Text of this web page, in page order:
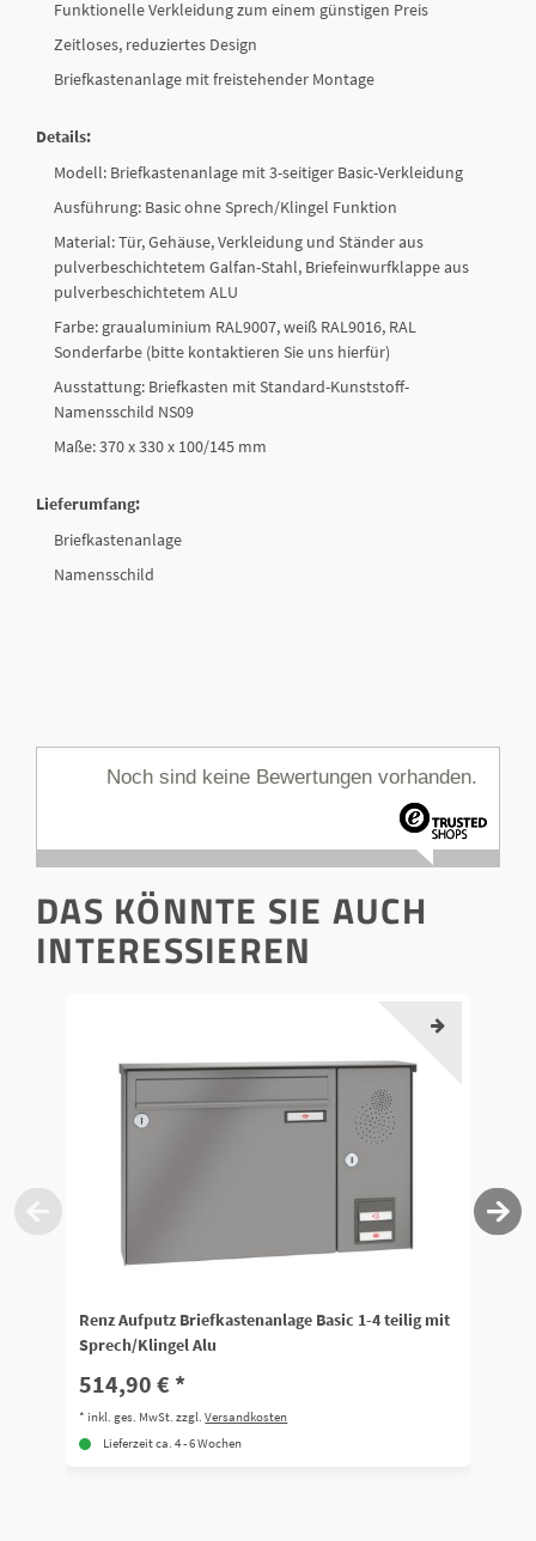
Funktionelle Verkleidung zum einem günstigen Preis
Zeitloses, reduziertes Design
Briefkastenanlage mit freistehender Montage
Details:
Modell: Briefkastenanlage mit 3-seitiger Basic-Verkleidung
Ausführung: Basic ohne Sprech/Klingel Funktion
Material: Tür, Gehäuse, Verkleidung und Ständer aus
pulverbeschichtetem Galfan-Stahl, Briefeinwurfklappe aus
pulverbeschichtetem ALU
Farbe: graualuminium RAL9007, weiß RAL9016, RAL
Sonderfarbe (bitte kontaktieren Sie uns hierfür)
Ausstattung: Briefkasten mit Standard-Kunststoff-
Namensschild NS09
Maße: 370 x 330 x 100/145 mm
Lieferumfang:
Briefkastenanlage
Namensschild
Noch sind keine Bewertungen vorhanden.
DAS KÖNNTE SIE AUCH
INTERESSIEREN
Renz Aufputz Briefkastenanlage Basic 1-4 teilig mit
Sprech/Klingel Alu
514,90 € *
*inkl. ges. MwSt. zzgl.Versandkosten
Lieferzeit ca. 4 - 6 Wochen